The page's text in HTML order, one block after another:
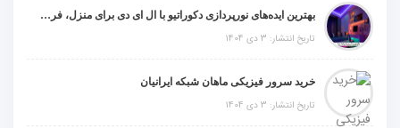
بهترین ایده‌های نورپردازی دکوراتیو با ال ای دی برای منزل، فروشگاه و دفتر کار
تاریخ انتشار: 3 دی 1404
خرید سرور فیزیکی ماهان شبکه ایرانیان
تاریخ انتشار: 3 دی 1404